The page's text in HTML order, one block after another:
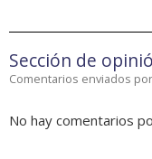
Sección de
Comentarios enviados
No hay comentarios